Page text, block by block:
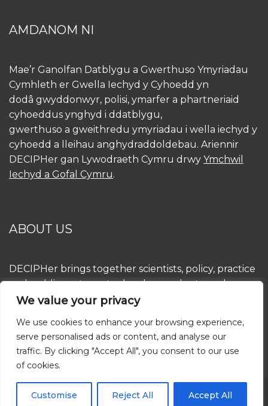
We value your privacy
We use cookies to enhance your browsing experience,
serve personalised ads or content, and analyse our
traffic. By clicking "Accept All", you consent to our use
of cookies.
Customise Reject All Accept All
AMDANOM NI
Mae’r Ganolfan Datblygu a Gwerthuso Ymyriadau
Cymhleth er Gwella Iechyd y Cyhoedd yn
dodâ gwyddonwyr, polisi, ymarfer a phartneriaid
cyhoeddus ynghyd i ddatblygu,
gwerthuso a gweithredu ymyriadau i wella iechyd y
cyhoedd a lleihau anghydraddoldebau. Ariennir
DECIPHer gan Lywodraeth Cymru drwy Ymchwil
Iechyd a Gofal Cymru.
ABOUT US
DECIPHer brings together scientists, policy, practice
and public partners to develop, evaluate and
implement interventions to improve population
by the Welsh Government throughHealth and
Care Research Wales